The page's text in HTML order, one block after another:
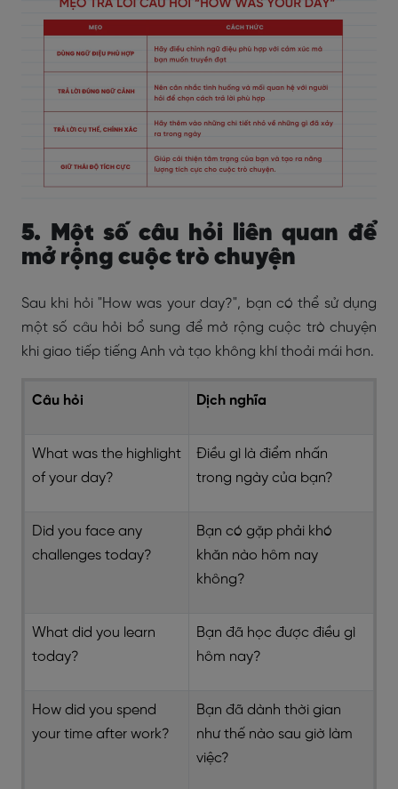
5. Một số câu hỏi liên quan để
mở rộng cuộc trò chuyện
Sau khi hỏi "How was your day?", bạn có thể sử dụng
một số câu hỏi bổ sung để mở rộng cuộc trò chuyện
khi giao tiếp tiếng Anh và tạo không khí thoải mái hơn.
Câu hỏi Dịch nghĩa
What was the highlight
of your day?
Điều gì là điểm nhấn
trong ngày của bạn?
Did you face any
challenges today?
Bạn có gặp phải khó
khăn nào hôm nay
không?
What did you learn
today?
Bạn đã học được điều gì
hôm nay?
How did you spend
your time after work?
Bạn đã dành thời gian
như thế nào sau giờ làm
việc?